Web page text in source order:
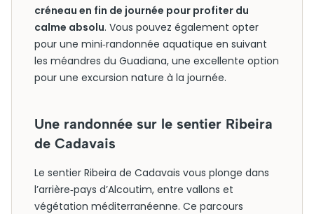
créneau en fin de journée pour profiter du
calme absolu. Vous pouvez également opter
pour une mini‑randonnée aquatique en suivant
les méandres du Guadiana, une excellente option
pour une excursion nature à la journée.
Une randonnée sur le sentier Ribeira
de Cadavais
Le sentier Ribeira de Cadavais vous plonge dans
l’arrière‑pays d’Alcoutim, entre vallons et
végétation méditerranéenne. Ce parcours